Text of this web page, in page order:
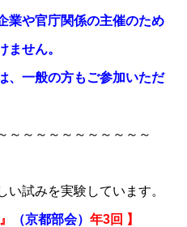
業や官庁関係の主催のため
せん。
一般の方もご参加いただ
～～～～～～～～～～～
い試みを実験しています。
（京都部会） 年3回 】